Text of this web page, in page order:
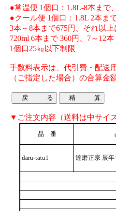
●常温便 1個口：1.8L-8本まで
●クール便 1個口：1.8L 2本まで
3本～8本まで675円、それ以上
720ml 6本まで 360円、7～12本
1個口25㎏以下制限
手数料表示は、代引費・配送
（ご指定した場合）の合算金
▼ご注文内容（送料は中サイ
品 番
daru-tatu1 達磨正宗 辰